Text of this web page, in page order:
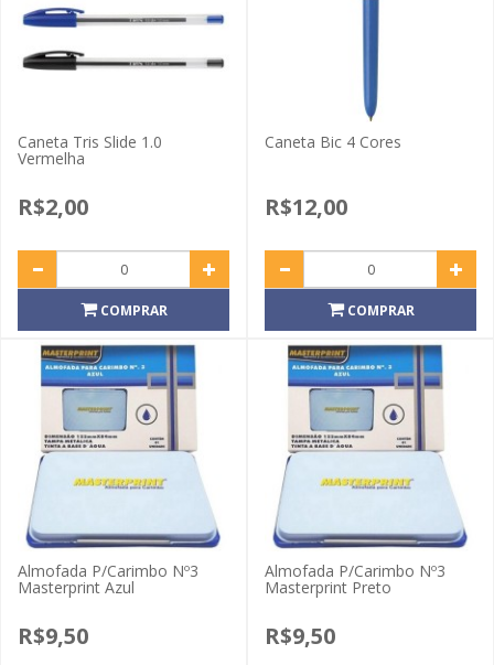
Caneta Tris Slide 1.0
Vermelha
R$2,00
COMPRAR
Caneta Bic 4 Cores
R$12,00
COMPRAR
Almofada P/Carimbo Nº3
Masterprint Azul
R$9,50
Almofada P/Carimbo Nº3
Masterprint Preto
R$9,50